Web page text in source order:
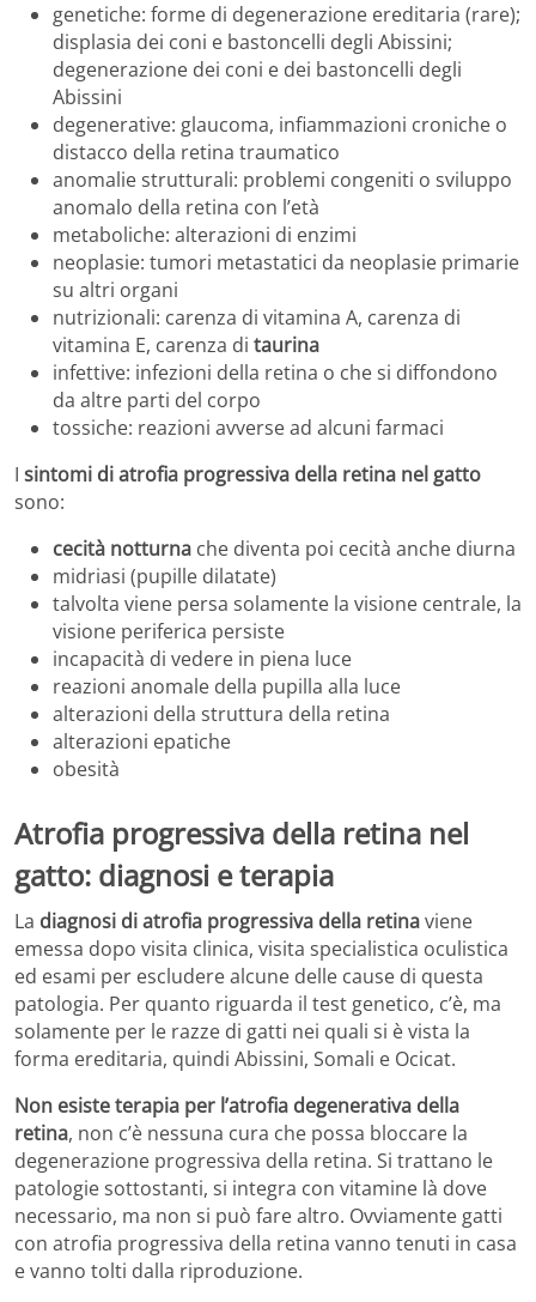
genetiche: forme di degenerazione ereditaria (rare);
displasia dei coni e bastoncelli degli Abissini;
degenerazione dei coni e dei bastoncelli degli
Abissini
degenerative: glaucoma, infiammazioni croniche o
distacco della retina traumatico
anomalie strutturali: problemi congeniti o sviluppo
anomalo della retina con l’età
metaboliche: alterazioni di enzimi
neoplasie: tumori metastatici da neoplasie primarie
su altri organi
nutrizionali: carenza di vitamina A, carenza di
vitamina E, carenza di taurina
infettive: infezioni della retina o che si diffondono
da altre parti del corpo
tossiche: reazioni avverse ad alcuni farmaci
I sintomi di atrofia progressiva della retina nel gatto
sono:
cecità notturna che diventa poi cecità anche diurna
midriasi (pupille dilatate)
talvolta viene persa solamente la visione centrale, la
visione periferica persiste
incapacità di vedere in piena luce
reazioni anomale della pupilla alla luce
alterazioni della struttura della retina
alterazioni epatiche
obesità
Atrofia progressiva della retina nel
gatto: diagnosi e terapia
La diagnosi di atrofia progressiva della retinaviene
emessa dopo visita clinica, visita specialistica oculistica
ed esami per escludere alcune delle cause di questa
patologia. Per quanto riguarda il test genetico, c’è, ma
solamente per le razze di gatti nei quali si è vista la
forma ereditaria, quindi Abissini, Somali e Ocicat.
Non esiste terapia per l’atrofia degenerativa della
retina, non c’è nessuna cura che possa bloccare la
degenerazione progressiva della retina. Si trattano le
patologie sottostanti, si integra con vitamine là dove
necessario, ma non si può fare altro. Ovviamente gatti
con atrofia progressiva della retina vanno tenuti in casa
e vanno tolti dalla riproduzione.